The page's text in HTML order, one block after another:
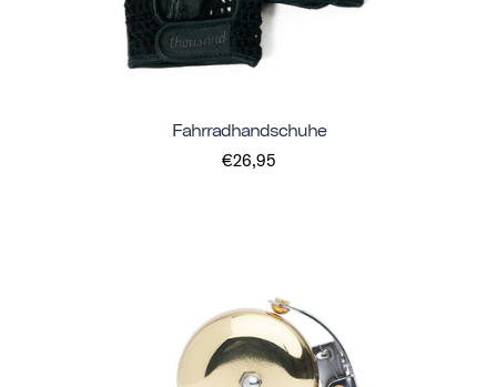
Fahrradhandschuhe
€26,95